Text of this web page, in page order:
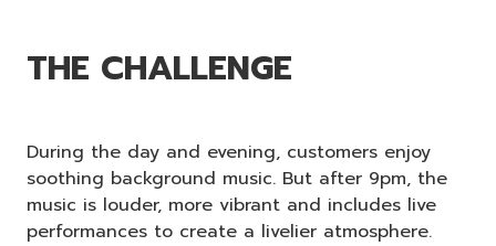
THE CHALLENGE
During the day and evening, customers enjoy
soothing background music. But after 9pm, the
music is louder, more vibrant and includes live
performances to create a livelier atmosphere.